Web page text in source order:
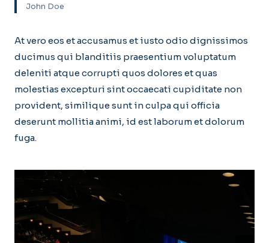
John Doe
At vero eos et accusamus et iusto odio dignissimos
ducimus qui blanditiis praesentium voluptatum
deleniti atque corrupti quos dolores et quas
molestias excepturi sint occaecati cupiditate non
provident, similique sunt in culpa qui officia
deserunt mollitia animi, id est laborum et dolorum
fuga.